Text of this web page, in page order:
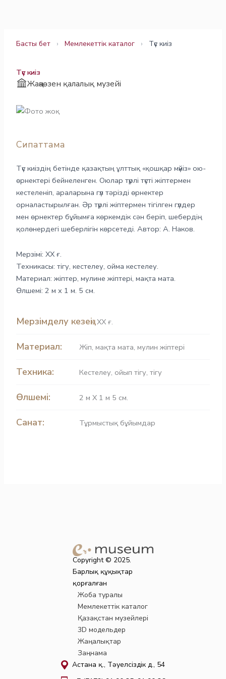
Басты бет › Мемлекеттік каталог › Түс киіз
Түс киіз
Жаңаөзен қалалық музейі
Сипаттама
Түс киіздің бетінде қазақтың ұлттық «қошқар мүйіз» ою-
өрнектері бейнеленген. Оюлар түрлі түсті жіптермен
кестеленіп, араларына гүл тәрізді өрнектер
орналастырылған. Әр түрлі жіптермен тігілген гүлдер
мен өрнектер бұйымға көркемдік сән беріп, шебердің
қолөнердегі шеберлігін көрсетеді. Автор: А. Наков.
Мерзімі: ХХ ғ.
Техникасы: тігу, кестелеу, ойма кестелеу.
Материал: жіптер, мулине жіптері, мақта мата.
Өлшемі: 2 м х 1 м. 5 см.
Мерзімделу кезеңі: ХХ ғ.
Материал: Жіп,мақта мата,мулин жіптері
Техника: Кестелеу, ойып тігу,тігу
Өлшемі: 2 м Х 1 м 5 см.
Санат: Тұрмыстық бұйымдар
Copyright © 2025.
Барлық құқықтар
қорғалған
Жоба туралы
Мемлекеттік каталог
Қазақстан музейлері
3D модельдер
Жаңалықтар
Заңнама
Астана қ., Тәуелсіздік д., 54